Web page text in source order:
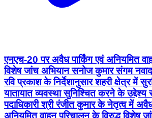
एनएच-20 पर अवैध पार्किंग एवं अनियमित
विशेष जांच अभियान सनोज कुमार संगम नवादा
रवि प्रकाश के निर्देशानुसार शहरी क्षेत्र में
यातायात व्यवस्था सुनिश्चित करने के उद्देश्य
पदाधिकारी श्री रंजीत कुमार के नेतृत्व में अवैध
अनियमित वाहन परिचालन के विरुद्ध विशेष